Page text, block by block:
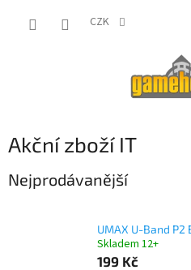
CZK
Akční zboží IT
Nejprodávanější
UMAX U-Band P2
Skladem 12+
199 Kč